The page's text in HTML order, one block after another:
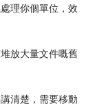
理你個單位，效
放大量文件嘅舊
清楚，需要移動